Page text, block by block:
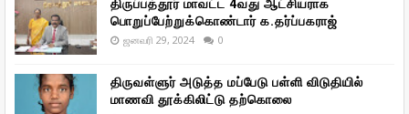
திருப்பத்தூர் மாவட்ட 4வது ஆட்சியராக
பொறுப்பேற்றுக்கொண்டார் க.தர்ப்பகராஜ்
ஜனவரி 29, 2024 0
திருவள்ளுர் அடுத்த மப்பேடு பள்ளி விடுதியில்
மாணவி தூக்கிலிட்டு தற்கொலை